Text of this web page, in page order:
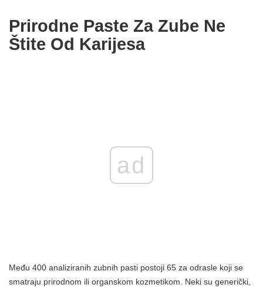
Prirodne Paste Za Zube Ne
Štite Od Karijesa
ad
Među 400 analiziranih zubnih pasti postoji 65 za odrasle koji se
smatraju prirodnom ili organskom kozmetikom. Neki su generički,